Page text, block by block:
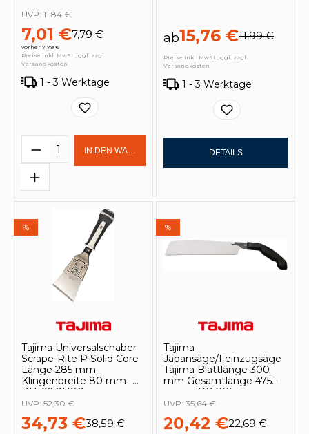
7,01 €7,79 €
vorher 7,79 €
UVP: 11,84 €
Preise inkl. MwSt., ggf. zzgl.
Versandkosten
1 - 3 Werktage
Produkt Anzahl: Gib den
IN DEN WARENKORB
ab15,76 €11,99 €
Preise inkl. MwSt., ggf. zzgl.
Versandkosten
1 - 3 Werktage
DETAILS
%
Tajima Universalschaber
Scrape-Rite P Solid Core
Länge 285 mm
Klingenbreite 80 mm -
PHR250H80
34,73 €38,59 €
UVP: 52,30 €
%
Tajima
Japansäge/Feinzugsäge
Tajima Blattlänge 300
mm Gesamtlänge 475
mm - JPR300
20,42 €22,69 €
UVP: 35,64 €